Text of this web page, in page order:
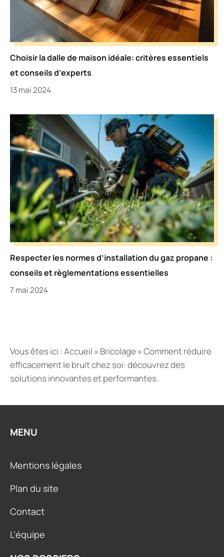
Choisir la dalle de maison idéale: critères essentiels
et conseils d’experts
13 mai 2024
Respecter les normes d’installation du gaz propane :
conseils et règlementations essentielles
7 mai 2024
Vous êtes ici :Accueil » Bricolage»Comment réduire
efficacement le bruit chez soi: découvrez des
solutions innovantes et performantes
MENU
Mentions légales
Plan du site
Contact
L'équipe